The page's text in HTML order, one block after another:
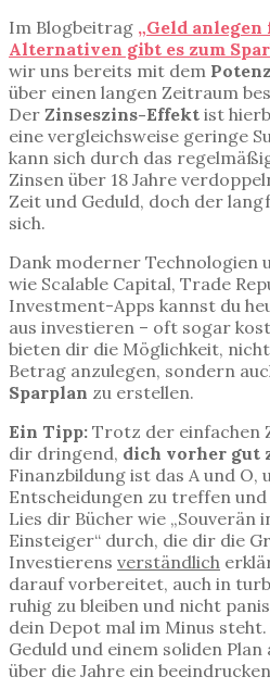
Im Blogbeitrag „Geld
Alternativen gibt es zum
wir uns bereits mit dem
über einen langen Zeitraum
Der Zinseszins-Effekt ist
eine vergleichsweise geringe
kann sich durch das
Zinsen über 18 Jahre
Zeit und Geduld, doch der
sich.
Dank moderner Technologien
wie Scalable Capital, Trade
Investment-Apps kannst du
aus investieren – oft sogar
bieten dir die Möglichkeit,
Betrag anzulegen, sondern
Sparplan zu erstellen.
Ein Tipp: Trotz der einfachen
dir dringend, dich vorher gut
Finanzbildung ist das A und O,
Entscheidungen zu treffen
Lies dir Bücher wie „Souverän
Einsteiger“ durch, die dir die
Investierens verständlich
darauf vorbereitet, auch in
ruhig zu bleiben und nicht
dein Depot mal im Minus
Geduld und einem soliden
über die Jahre ein